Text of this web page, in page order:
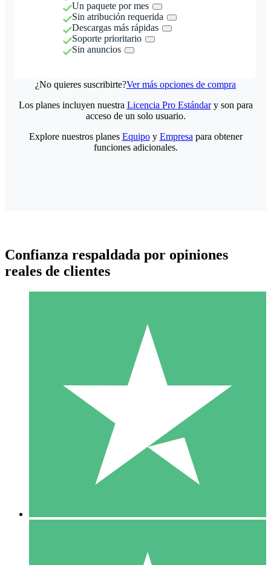
Un paquete por mes
Sin atribución requerida
Descargas más rápidas
Soporte prioritario
Sin anuncios
¿No quieres suscribirte?Ver más opciones de compra
Paquetes de Créditos Individuales
Paga según el uso con créditos de descarga. Sin compromiso
10 00
10 Descargas
Los planes incluyen nuestra Licencia Pro Estándary son para
acceso de un solo usuario.
Explore nuestros planes Equipoy Empresa para obtener
funciones adicionales.
Confianza respaldada por opiniones
reales de clientes